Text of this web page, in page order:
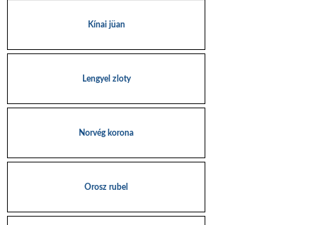
Kínai jüan
Lengyel zloty
Norvég korona
Orosz rubel